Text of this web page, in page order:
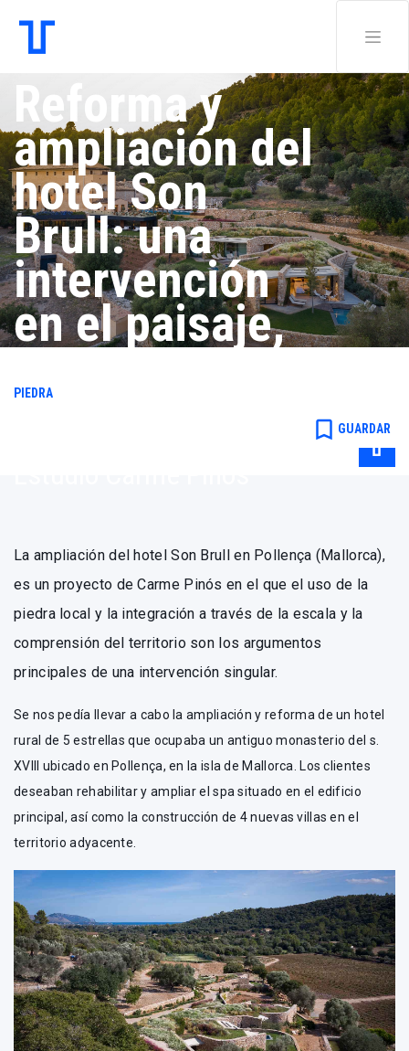
Reforma y
ampliación del
hotel Son
Brull: una
intervención
en el paisaje,
de Carme
Pinós
PIEDRA
bookmark_border GUARDAR
La ampliación del hotel Son Brull en Pollença (Mallorca),
es un proyecto de Carme Pinós en el que el uso de la
piedra local y la integración a través de la escala y la
comprensión del territorio son los argumentos
principales de una intervención singular.
Se nos pedía llevar a cabo la ampliación y reforma de un hotel
rural de 5 estrellas que ocupaba un antiguo monasterio del s.
XVIII ubicado en Pollença, en la isla de Mallorca. Los clientes
deseaban rehabilitar y ampliar el spa situado en el edificio
principal, así como la construcción de 4 nuevas villas en el
territorio adyacente.